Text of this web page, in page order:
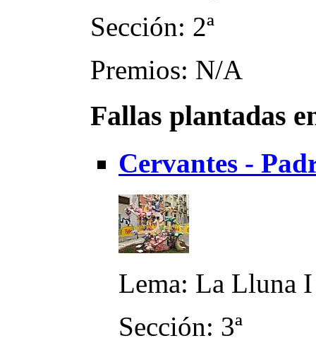
Sección: 2ª
Premios: N/A
Fallas plantadas
Cervantes -
Lema: La Lluna
Sección: 3ª